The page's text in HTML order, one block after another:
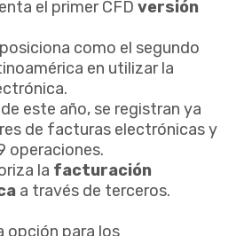
el primer CFD versión
como el segundo
en utilizar la
este año, se registran ya
de facturas electrónicas y
operaciones.
la facturación
a través de terceros.
opción para los